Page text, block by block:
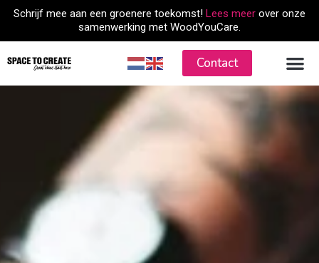
SkipSchrijf mee aan een groenere toekomst! Lees meer over onze
samenwerking met WoodYouCare.
Contact